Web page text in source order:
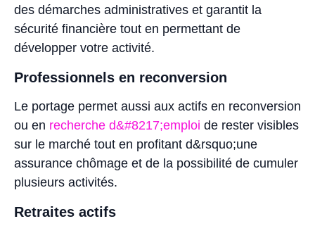
des démarches administratives et garantit la
sécurité financière tout en permettant de
développer votre activité.
Professionnels en reconversion
Le portage permet aussi aux actifs en reconversion
ou en recherche d&#8217;emploi de rester visibles
sur le marché tout en profitant d&rsquo;une
assurance chômage et de la possibilité de cumuler
plusieurs activités.
Retraites actifs